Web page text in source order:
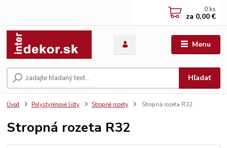
Menu
Hľadať
0 ks
za 0,00 €
Úvod Polystyrénové lišty Stropné rozety Stropná rozeta R32
Stropná rozeta R32